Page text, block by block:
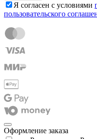
Я согласен с условиями
пользовательского
Оформление заказа